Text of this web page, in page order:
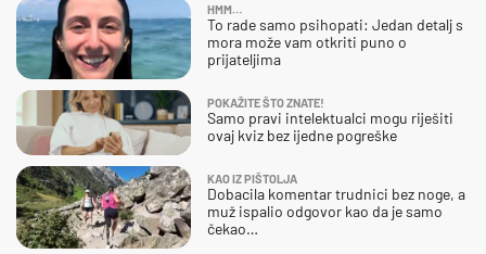
HMM…
To rade samo psihopati: Jedan detalj s
mora može vam otkriti puno o
prijateljima
POKAŽITE ŠTO ZNATE!
Samo pravi intelektualci mogu riješiti
ovaj kviz bez ijedne pogreške
KAO IZ PIŠTOLJA
Dobacila komentar trudnici bez noge, a
muž ispalio odgovor kao da je samo
čekao…